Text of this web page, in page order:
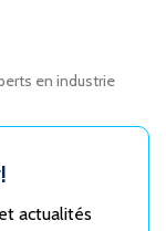
en industrie
actualités